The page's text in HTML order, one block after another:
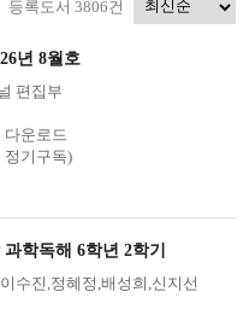
등록도서 3806건
년 8월호
편집부
다운로드
정기구독)
학독해 6학년 2학기
수진,정혜정,배성희,신지선